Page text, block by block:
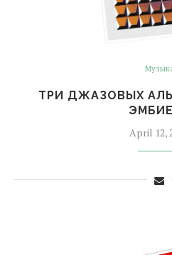
ТРИ ДЖАЗОВЫХ
April 12,